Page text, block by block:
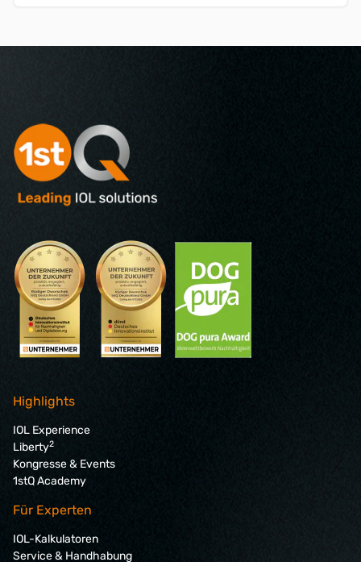
Highlights
IOL Experience
Liberty2
Kongresse & Events
1stQ Academy
Für Experten
IOL-Kalkulatoren
Service & Handhabung